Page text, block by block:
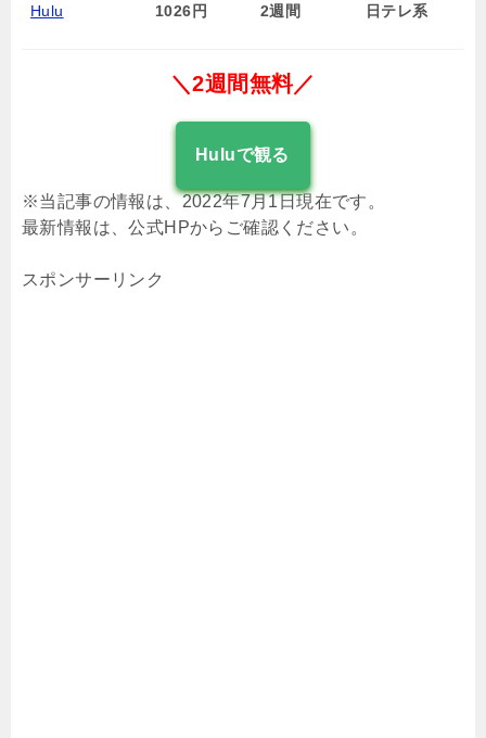
Hulu 1026円 2週間 日テレ系
＼2週間無料／
Huluで観る
※当記事の情報は、2022年7月1日現在です。
最新情報は、公式HPからご確認ください。
スポンサーリンク